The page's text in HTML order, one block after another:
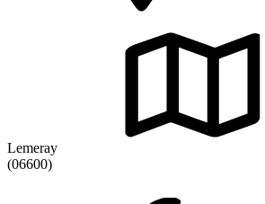
Lemeray
(06600)